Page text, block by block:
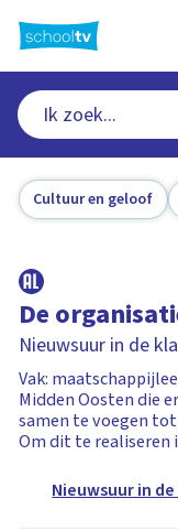
naar
hoofdinhoud
Cultuur en geloof
De
Nieuwsuur in de
Vak:
Midden Oosten die
samen te voegen
Om dit te realiseren
Nieuwsuur in